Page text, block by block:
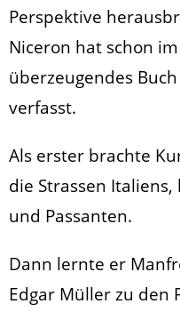
Perspektive
Niceron hat schon
überzeugendes
verfasst.
Als erster brachte
die Strassen
und Passanten.
Dann lernte er
Edgar Müller zu den